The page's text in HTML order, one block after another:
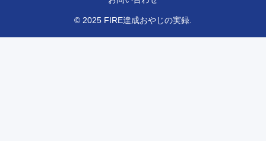
© 2025 FIRE達成おやじの実録.